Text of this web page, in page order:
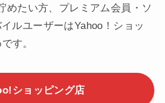
めたい方、プレミアム会員・ソ
ルユーザーはYahoo！ショッ
す。
ショッピング店